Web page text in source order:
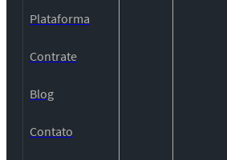
Plataforma
Contrate
Blog
Contato